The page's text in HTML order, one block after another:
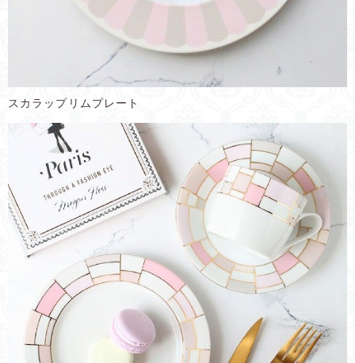
スカラップリムプレート